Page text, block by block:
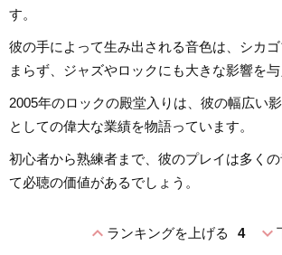
す。
彼の手によって生み出される音色は、シカ
まらず、ジャズやロックにも大きな影響を与
2005年のロックの殿堂入りは、彼の幅広い
としての偉大な業績を物語っています。
初心者から熟練者まで、彼のプレイは多く
て必聴の価値があるでしょう。
expand_lessランキングを上げる 4 expand_more